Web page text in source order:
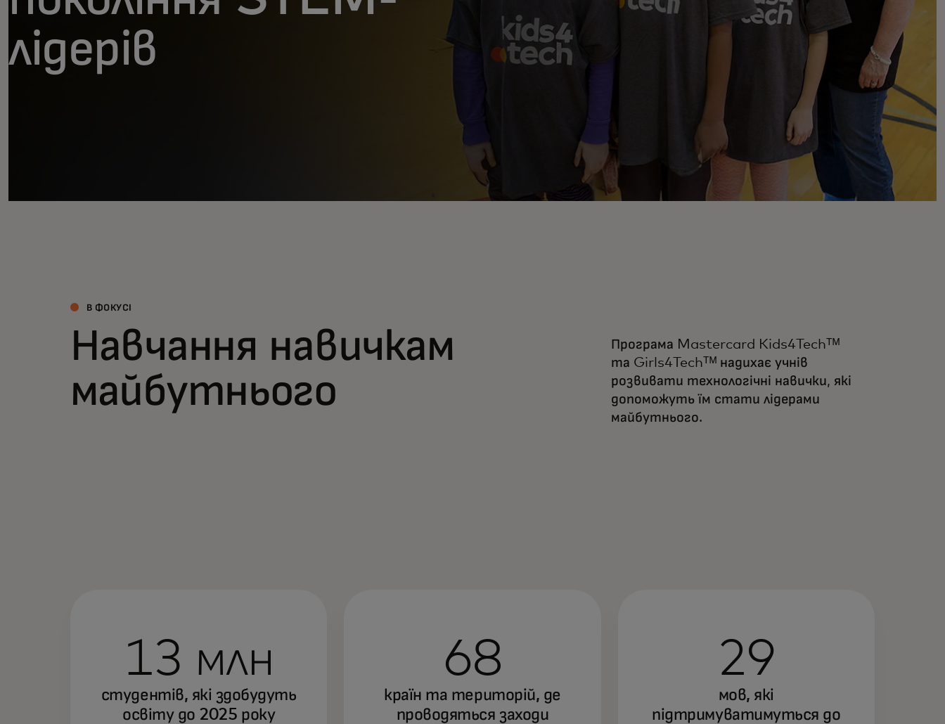
лідерів
В ФОКУСІ
Навчання навичкам
майбутнього
Програма Mastercard Kids4Techᵀᴹ
та Girls4Techᵀᴹ надихає учнів
розвивати технологічні навички, які
допоможуть їм стати лідерами
майбутнього.
13 млн
студентів, які здобудуть
освіту до 2025 року
68
країн та територій, де
проводяться заходи
29
мов, які
підтримуватимуться до